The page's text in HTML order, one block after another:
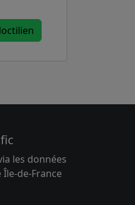
les données
de-France